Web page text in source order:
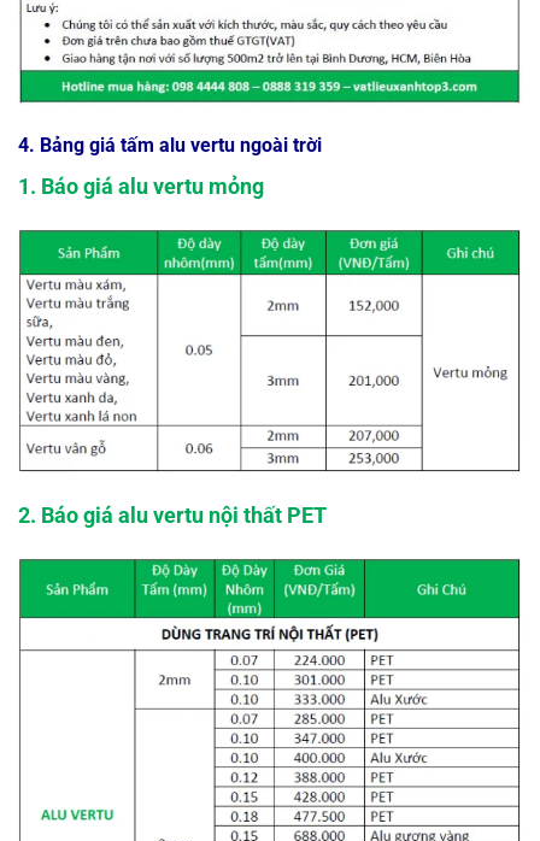
4. Bảng giá tấm alu vertu ngoài trời
1. Báo giá alu vertu mỏng
2. Báo giá alu vertu nội thất PET